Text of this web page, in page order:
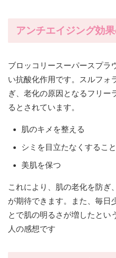
アンチエイジング効
ブロッコリースーパースプラ
い抗酸化作用です。スルフォ
ぎ、老化の原因となるフリー
るとされています。
肌のキメを整える
シミを目立たなくするこ
美肌を保つ
これにより、肌の老化を防ぎ
が期待できます。また、毎日
とで肌の明るさが増したと
人の感想です